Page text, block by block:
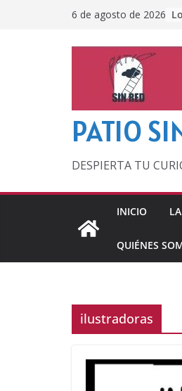
6 de agosto de 2026
PATIO
DESPIERTA TU
INICIO
QUIÉNES
ilustradoras